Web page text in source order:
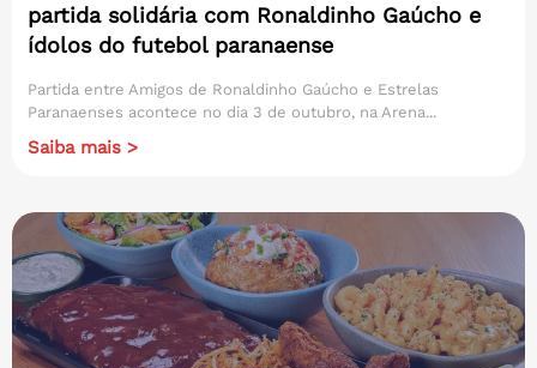
partida solidária com Ronaldinho Gaúcho e
ídolos do futebol paranaense
Partida entre Amigos de Ronaldinho Gaúcho e Estrelas
Paranaenses acontece no dia 3 de outubro, na Arena...
Saiba mais >